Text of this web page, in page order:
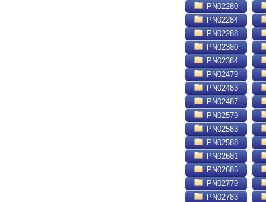
PN02280
PN02284
PN02288
PN02380
PN02384
PN02479
PN02483
PN02487
PN02579
PN02583
PN02588
PN02681
PN02685
PN02779
PN02783